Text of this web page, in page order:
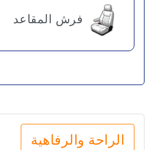
فرش المقاعد
الراحة والرفاهية